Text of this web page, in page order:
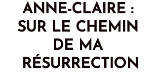
ANNE-CLAIRE :
SUR LE CHEMIN
DE MA
RÉSURRECTION